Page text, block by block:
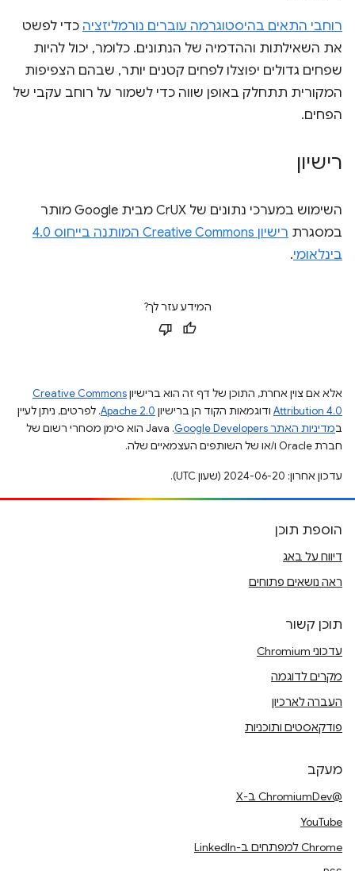
רוחבי התאים בהיסטוגרמה עוברים נורמליזציה כדי לפשט
את השאילתות וההדמיה של הנתונים. כלומר, יכול להיות
שפחים גדולים יפוצלו לפחים קטנים יותר, שבהם הצפיפות
המקורית תתחלק באופן שווה כדי לשמור על רוחב עקבי של
הפחים.
רישיון
השימוש במערכי נתונים של CrUX מבית Google מותר
במסגרת
רישיון Creative Commons המותנה בייחוס 4.0
בינלאומי.
המידע עזר לך?
אלא אם צוין אחרת, התוכן של דף זה הוא ברישיוןCreative Commons
Attribution 4.0 ודוגמאות הקוד הן ברישיון Apache 2.0. לפרטים, ניתן לעיין
במדיניות האתר Google Developers‏
.‏ Java הוא סימן מסחרי רשום של
חברת Oracle ו/או של השותפים העצמאיים שלה.
עדכון אחרון: 2024-06-20 (שעון UTC).
הוספת תוכן
דיווח על באג
ראה נושאים פתוחים
תוכן קשור
עדכוני Chromium
מקרים לדוגמה
העברה לארכיון
פודקאסטים ותוכניות
מעקב
@ChromiumDev ב-X
YouTube
Chrome למפתחים ב-LinkedIn